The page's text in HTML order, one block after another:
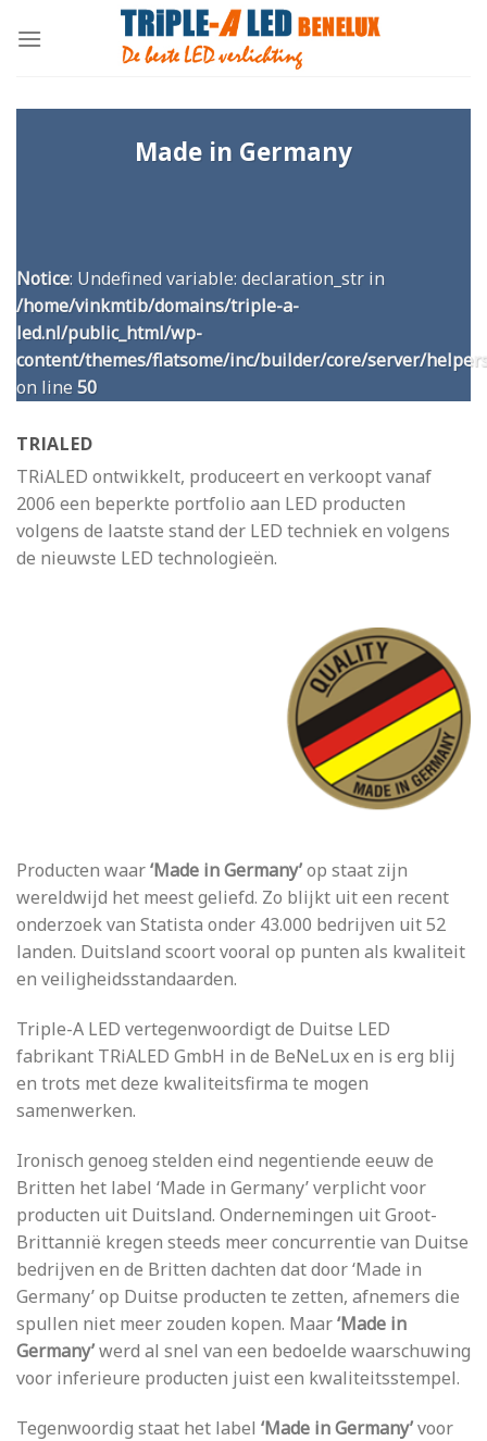
Made in Germany
Notice: Undefined variable: declaration_str in
/home/vinkmtib/domains/triple-a-
led.nl/public_html/wp-
content/themes/flatsome/inc/builder/core/server/
on line 50
TRIALED
TRiALED ontwikkelt, produceert en verkoopt vanaf
2006 een beperkte portfolio aan LED producten
volgens de laatste stand der LED techniek en volgens
de nieuwste LED technologieën.
Producten waar‘Made in Germany’op staat zijn
wereldwijd het meest geliefd. Zo blijkt uit een recent
onderzoek van Statista onder 43.000 bedrijven uit 52
landen. Duitsland scoort vooral op punten als kwaliteit
en veiligheidsstandaarden.
Triple-A LED vertegenwoordigt de Duitse LED
fabrikant TRiALED GmbH in de BeNeLux en is erg blij
en trots met deze kwaliteitsfirma te mogen
samenwerken.
Ironisch genoeg stelden eind negentiende eeuw de
Britten het label ‘Made in Germany’ verplicht voor
producten uit Duitsland. Ondernemingen uit Groot-
Brittannië kregen steeds meer concurrentie van Duitse
bedrijven en de Britten dachten dat door ‘Made in
Germany’ op Duitse producten te zetten, afnemers die
spullen niet meer zouden kopen. Maar‘Made in
Germany’werd al snel van een bedoelde waarschuwing
voor inferieure producten juist een kwaliteitsstempel.
Tegenwoordig staat het label ‘Made in Germany’voor